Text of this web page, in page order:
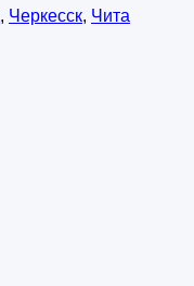
, Черкесск, Чита